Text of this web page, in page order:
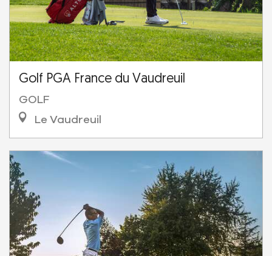
Golf PGA France du Vaudreuil
GOLF
Le Vaudreuil